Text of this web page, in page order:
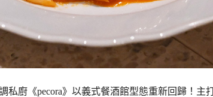
私廚《pecora》以義式餐酒館型態重新回歸！